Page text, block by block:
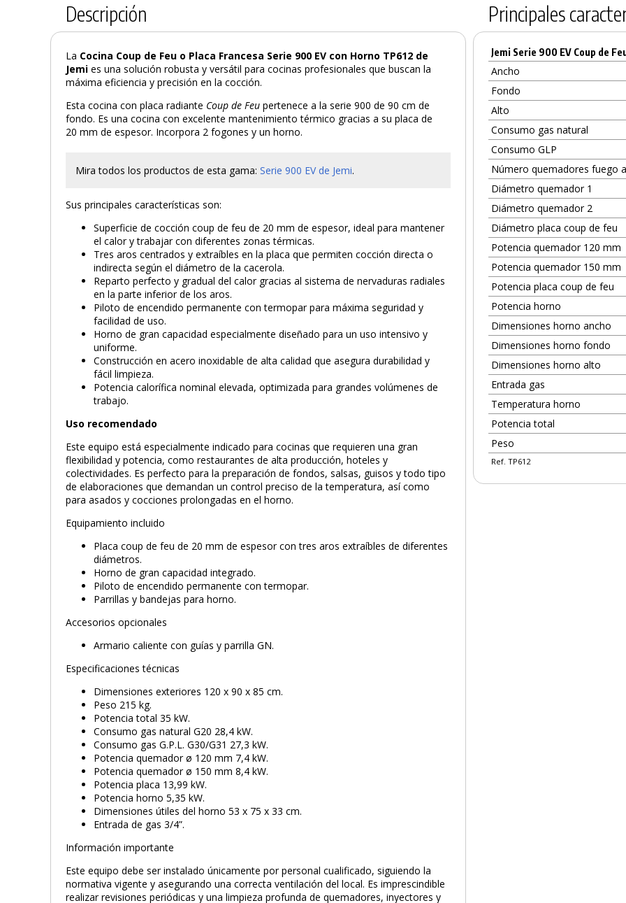
Descripción
La Cocina Coup de Feu o Placa Francesa Serie 900 EV con Horno TP612 de
Jemies una solución robusta y versátil para cocinas profesionales que buscan la
máxima eficiencia y precisión en la cocción.
Esta cocina con placa radiante Coup de Feu pertenece a la serie 900 de 90 cm de
fondo. Es una cocina con excelente mantenimiento térmico gracias a su placa de
20 mm de espesor. Incorpora 2 fogones y un horno.
Mira todos los productos de esta gama:Serie 900 EV de Jemi.
Sus principales características son:
Superficie de cocción coup de feu de 20 mm de espesor, ideal para mantener
el calor y trabajar con diferentes zonas térmicas.
Tres aros centrados y extraíbles en la placa que permiten cocción directa o
indirecta según el diámetro de la cacerola.
Reparto perfecto y gradual del calor gracias al sistema de nervaduras radiales
en la parte inferior de los aros.
Piloto de encendido permanente con termopar para máxima seguridad y
facilidad de uso.
Horno de gran capacidad especialmente diseñado para un uso intensivo y
uniforme.
Construcción en acero inoxidable de alta calidad que asegura durabilidad y
fácil limpieza.
Potencia calorífica nominal elevada, optimizada para grandes volúmenes de
trabajo.
Uso recomendado
Este equipo está especialmente indicado para cocinas que requieren una gran
flexibilidad y potencia, como restaurantes de alta producción, hoteles y
colectividades. Es perfecto para la preparación de fondos, salsas, guisos y todo tipo
de elaboraciones que demandan un control preciso de la temperatura, así como
para asados y cocciones prolongadas en el horno.
Equipamiento incluido
Placa coup de feu de 20 mm de espesor con tres aros extraíbles de diferentes
diámetros.
Horno de gran capacidad integrado.
Piloto de encendido permanente con termopar.
Parrillas y bandejas para horno.
Accesorios opcionales
Armario caliente con guías y parrilla GN.
Especificaciones técnicas
Dimensiones exteriores 120 x 90 x 85 cm.
Peso 215 kg.
Potencia total 35 kW.
Consumo gas natural G20 28,4 kW.
Consumo gas G.P.L. G30/G31 27,3 kW.
Potencia quemador ø 120 mm 7,4 kW.
Potencia quemador ø 150 mm 8,4 kW.
Potencia placa 13,99 kW.
Potencia horno 5,35 kW.
Dimensiones útiles del horno 53 x 75 x 33 cm.
Entrada de gas 3/4”.
Información importante
Este equipo debe ser instalado únicamente por personal cualificado, siguiendo la
normativa vigente y asegurando una correcta ventilación del local. Es imprescindible
realizar revisiones periódicas y una limpieza profunda de quemadores, inyectores y
Principales
Jemi Serie 900 EV Coup de
Ancho
Fondo
Alto
Consumo gas natural
Consumo GLP
Número quemadores fuego
Diámetro quemador 1
Diámetro quemador 2
Diámetro placa coup de feu
Potencia quemador 120 mm
Potencia quemador 150 mm
Potencia placa coup de feu
Potencia horno
Dimensiones horno ancho
Dimensiones horno fondo
Dimensiones horno alto
Entrada gas
Temperatura horno
Potencia total
Peso
Ref. TP612